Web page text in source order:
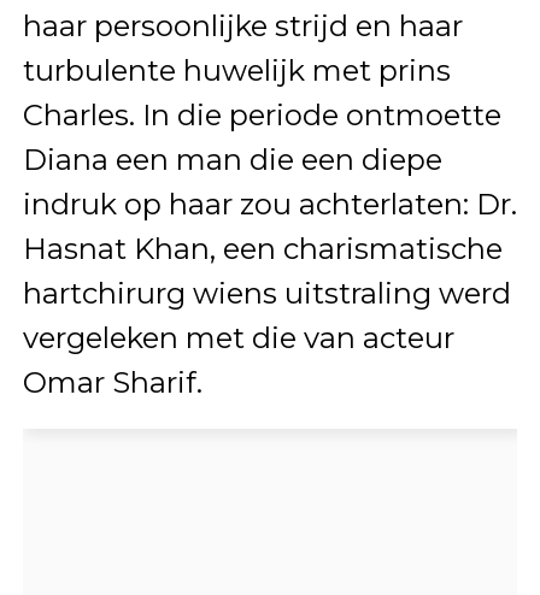
haar persoonlijke strijd en haar
turbulente huwelijk met prins
Charles. In die periode ontmoette
Diana een man die een diepe
indruk op haar zou achterlaten: Dr.
Hasnat Khan, een charismatische
hartchirurg wiens uitstraling werd
vergeleken met die van acteur
Omar Sharif.